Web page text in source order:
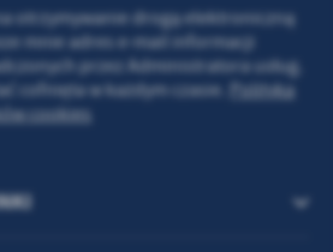
otrzymywanie drogą elektroniczną
mnie adres e-mail informacji
przez Administratora usług.
cofnięta w każdym czasie.
Polityka
cookies